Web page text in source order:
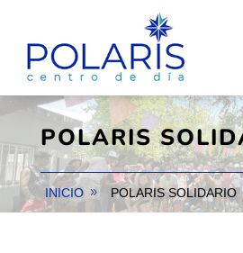
POLARIS
INICIO POLARIS SOLIDARIO